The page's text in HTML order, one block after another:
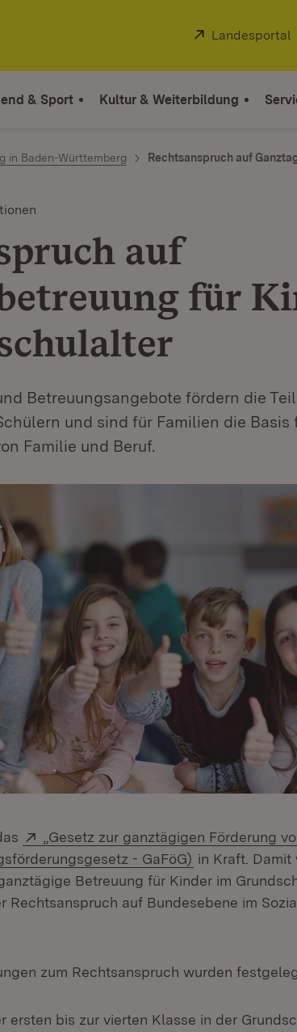
Extern:
Landesportal
& Sport Kultur & Weiterbildung
in Baden-Württemberg Rechtsanspruch auf
auf
für
Betreuungsangebote fördern die
und sind für Familien die Basis
Familie und Beruf.
Extern:
„Gesetz zur ganztägigen Förderung
- GaFöG) (Öffnet in
in Kraft. Damit
Betreuung für Kinder im
Rechtsanspruch auf Bundesebene im
zum Rechtsanspruch wurden
ersten bis zur vierten Klasse in der